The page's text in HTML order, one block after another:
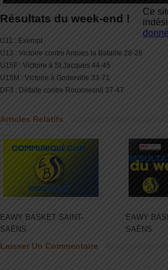
Résultats du week-end !
U11 : Exempt
U13 : Victoire contre Arques la Bataille 28-26
U15F : Victoire à St Jacques 44-45
U15M : Victoire à Goderville 33-71
DF3 : Défaite contre Rouxmesnil 37-47
Articles Relatifs
EAWY BASKET SAINT-
SAËNS
EAWY
SAËNS
Laisser Un Commentaire
Ce